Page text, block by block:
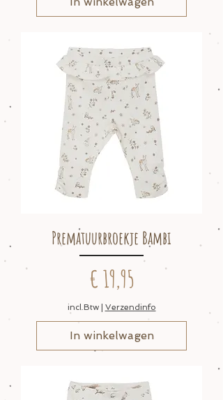
Prematuurbroekje Bambi
Prijs
€ 19,95
incl.Btw Verzendinfo
In winkelwagen